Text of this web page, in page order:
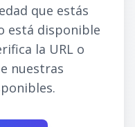
que estás
está disponible
la URL o
nuestras